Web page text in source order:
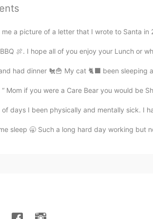
아빠 맘 이해해요😂😂😂 그나저나 저번
... 그 장면이 자꾸 생각나서 아직도 매일 몇
ㅋso funny By the way Are u native in
me a picture of a letter that I wrote to Santa in
🍖. I hope all of you enjoy your Lunch or
had dinner 🐔🍟 My cat 🐈‍⬛ been sleeping
Mom if you were a Care Bear you would be
days I been physically and mentally sick. I
sleep 🥱 Such a long hard day working but